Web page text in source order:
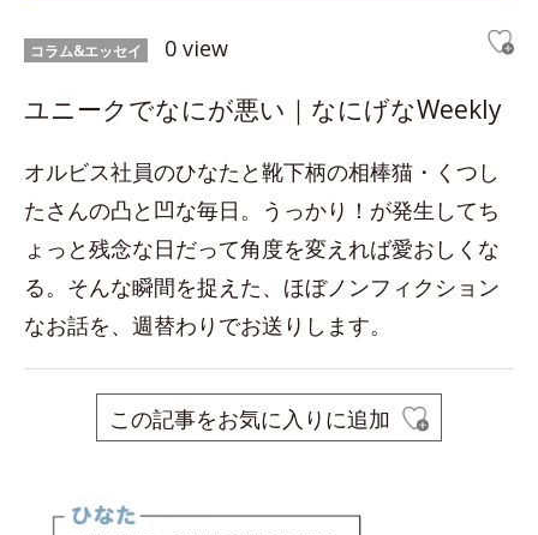
コラム&エッセイ 0 view
ユニークでなにが悪い｜なにげなWeekly
オルビス社員のひなたと靴下柄の相棒猫・くつし
たさんの凸と凹な毎日。うっかり！が発生してち
ょっと残念な日だって角度を変えれば愛おしくな
る。そんな瞬間を捉えた、ほぼノンフィクション
なお話を、週替わりでお送りします。
この記事をお気に入りに追加